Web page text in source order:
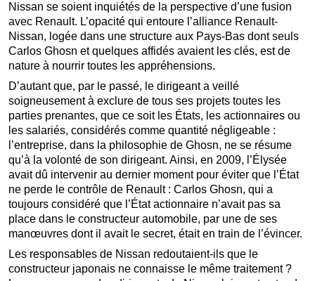
Nissan se soient inquiétés de la perspective d’une fusion
avec Renault. L’opacité qui entoure l’alliance Renault-
Nissan, logée dans une structure aux Pays-Bas dont seuls
Carlos Ghosn et quelques affidés avaient les clés, est de
nature à nourrir toutes les appréhensions.
D’autant que, par le passé, le dirigeant a veillé
soigneusement à exclure de tous ses projets toutes les
parties prenantes, que ce soit les États, les actionnaires ou
les salariés, considérés comme quantité négligeable :
l’entreprise, dans la philosophie de Ghosn, ne se résume
qu’à la volonté de son dirigeant. Ainsi, en 2009, l’Élysée
avait dû intervenir au dernier moment pour éviter que l’État
ne perde le contrôle de Renault : Carlos Ghosn, qui a
toujours considéré que l’État actionnaire n’avait pas sa
place dans le constructeur automobile, par une de ses
manœuvres dont il avait le secret, était en train de l’évincer.
Les responsables de Nissan redoutaient-ils que le
constructeur japonais ne connaisse le même traitement ?